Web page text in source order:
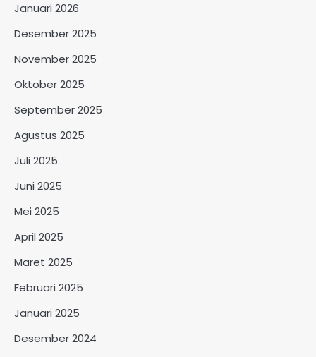
Januari 2026
Desember 2025
November 2025
Oktober 2025
September 2025
Agustus 2025
Juli 2025
Juni 2025
Mei 2025
April 2025
Maret 2025
Februari 2025
Januari 2025
Desember 2024